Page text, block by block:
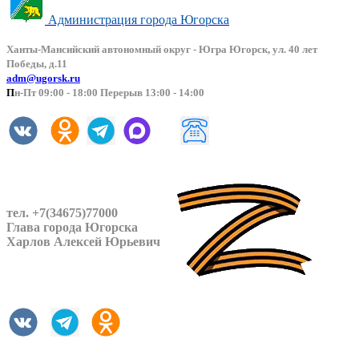
Администрация города Югорска
Ханты-Мансийский автономный округ - Югра Югорск, ул. 40 лет
Победы, д.11
adm@ugorsk.ru
Пн-Пт 09:00 - 18:00 Перерыв 13:00 - 14:00
тел. +7(34675)77000
Глава города Югорска
Харлов Алексей Юрьевич